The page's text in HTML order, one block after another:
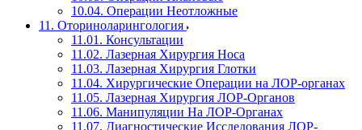
10.04. Операции Неотложные
11. Оториноларингология
11.01. Консультации
11.02. Лазерная Хирургия Носа
11.03. Лазерная Хирургия Глотки
11.04. Хирургические Операции на ЛОР-органах
11.05. Лазерная Хирургия ЛОР-Органов
11.06. Манипуляции На ЛОР-Органах
11.07. Диагностические Исследования ЛОР-